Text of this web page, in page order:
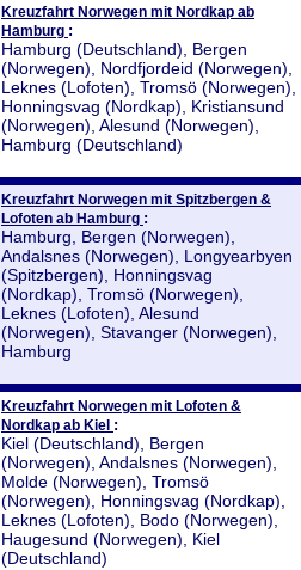
Kreuzfahrt Norwegen mit Nordkap ab
Hamburg :
Hamburg (Deutschland), Bergen
(Norwegen), Nordfjordeid (Norwegen),
Leknes (Lofoten), Tromsö (Norwegen),
Honningsvag (Nordkap), Kristiansund
(Norwegen), Alesund (Norwegen),
Hamburg (Deutschland)
Kreuzfahrt Norwegen mit Spitzbergen &
Lofoten ab Hamburg :
Hamburg, Bergen (Norwegen),
Andalsnes (Norwegen), Longyearbyen
(Spitzbergen), Honningsvag
(Nordkap), Tromsö (Norwegen),
Leknes (Lofoten), Alesund
(Norwegen), Stavanger (Norwegen),
Hamburg
Kreuzfahrt Norwegen mit Lofoten &
Nordkap ab Kiel :
Kiel (Deutschland), Bergen
(Norwegen), Andalsnes (Norwegen),
Molde (Norwegen), Tromsö
(Norwegen), Honningsvag (Nordkap),
Leknes (Lofoten), Bodo (Norwegen),
Haugesund (Norwegen), Kiel
(Deutschland)